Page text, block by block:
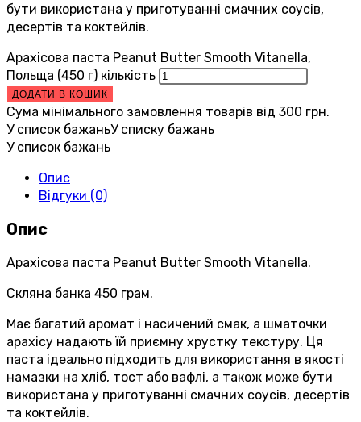
бути використана у приготуванні смачних соусів,
десертів та коктейлів.
Арахісова паста Peanut Butter Smooth Vitanella,
Польща (450 г) кількість
ДОДАТИ В КОШИК
Сума мінімального замовлення товарів від 300 грн.
У список бажаньУ списку бажань
У список бажань
Опис
Відгуки (0)
Опис
Арахісова паста Peanut Butter Smooth Vitanella.
Скляна банка 450 грам.
Має багатий аромат і насичений смак, а шматочки
арахісу надають їй приємну хрустку текстуру. Ця
паста ідеально підходить для використання в якості
намазки на хліб, тост або вафлі, а також може бути
використана у приготуванні смачних соусів, десертів
та коктейлів.